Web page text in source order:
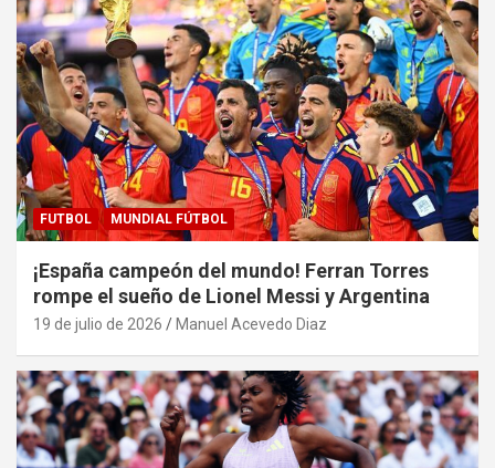
FUTBOL MUNDIAL FÚTBOL
¡España campeón del mundo! Ferran Torres
rompe el sueño de Lionel Messi y Argentina
19 de julio de 2026 Manuel Acevedo Diaz